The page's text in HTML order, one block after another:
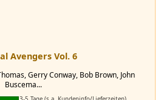
Avengers Vol. 6
Gerry Conway, Bob Brown, John
Buscema...